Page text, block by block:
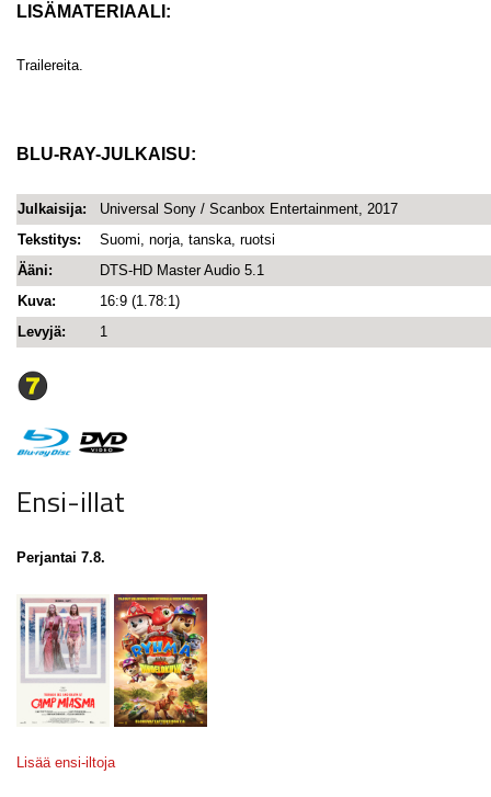
LISÄMATERIAALI:
Trailereita.
BLU-RAY-JULKAISU:
Julkaisija:
Universal Sony / Scanbox Entertainment, 2017
Tekstitys:
Suomi, norja, tanska, ruotsi
Ääni:
DTS-HD Master Audio 5.1
Kuva:
16:9 (1.78:1)
Levyjä:
1
Ensi-illat
Perjantai 7.8.
Lisää ensi-iltoja